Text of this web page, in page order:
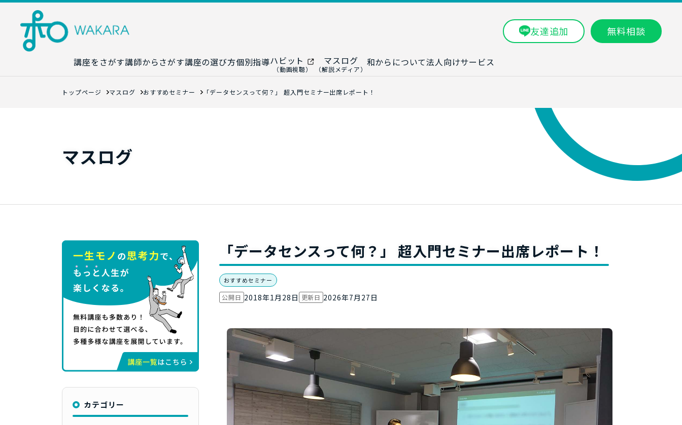
友達追加 無料相談
講座をさがす講師からさがす講座の選び方
講座カレンダー
個別指導
生成AI教室
ハビット
（動画視聴）
マスログ
（解説メディア）
和からについて法人向けサービス
トップページ マスログ おすすめセミナー 「データセンスって何？」 超入門セミナー出席レポート！
マスログ
「データセンスって何？」 超入門セミナー出席レポート！
おすすめセミナー
公開日 2018年1月28日 更新日 2026年7月27日
カテゴリー